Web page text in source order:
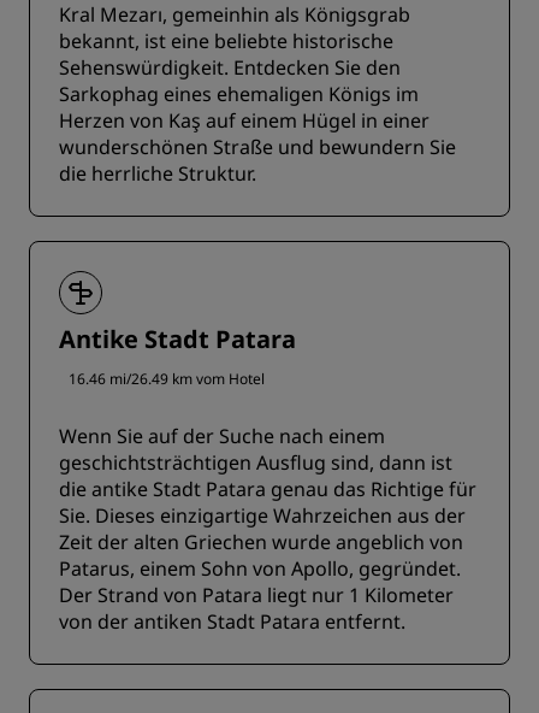
Kral Mezarı, gemeinhin als Königsgrab
bekannt, ist eine beliebte historische
Sehenswürdigkeit. Entdecken Sie den
Sarkophag eines ehemaligen Königs im
Herzen von Kaş auf einem Hügel in einer
wunderschönen Straße und bewundern Sie
die herrliche Struktur.
Antike Stadt Patara
16.46 mi/26.49 km vom Hotel
Wenn Sie auf der Suche nach einem
geschichtsträchtigen Ausflug sind, dann ist
die antike Stadt Patara genau das Richtige für
Sie. Dieses einzigartige Wahrzeichen aus der
Zeit der alten Griechen wurde angeblich von
Patarus, einem Sohn von Apollo, gegründet.
Der Strand von Patara liegt nur 1 Kilometer
von der antiken Stadt Patara entfernt.